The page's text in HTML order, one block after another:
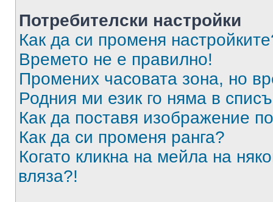
Потребителски настройки
Как да си променя
Времето не е правилно!
Промених часовата зона, но
Родния ми език го няма в
Как да поставя изображение
Как да си променя ранга?
Когато кликна на мейла на
вляза?!